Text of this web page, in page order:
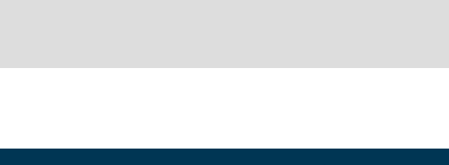
立ち退き 拒否
不動産トラブル 弁護士 費用
金銭トラブル 弁護士
個人金銭トラブル 弁護士
奈良 離婚 弁護士
兵庫 金銭トラブル 弁護士